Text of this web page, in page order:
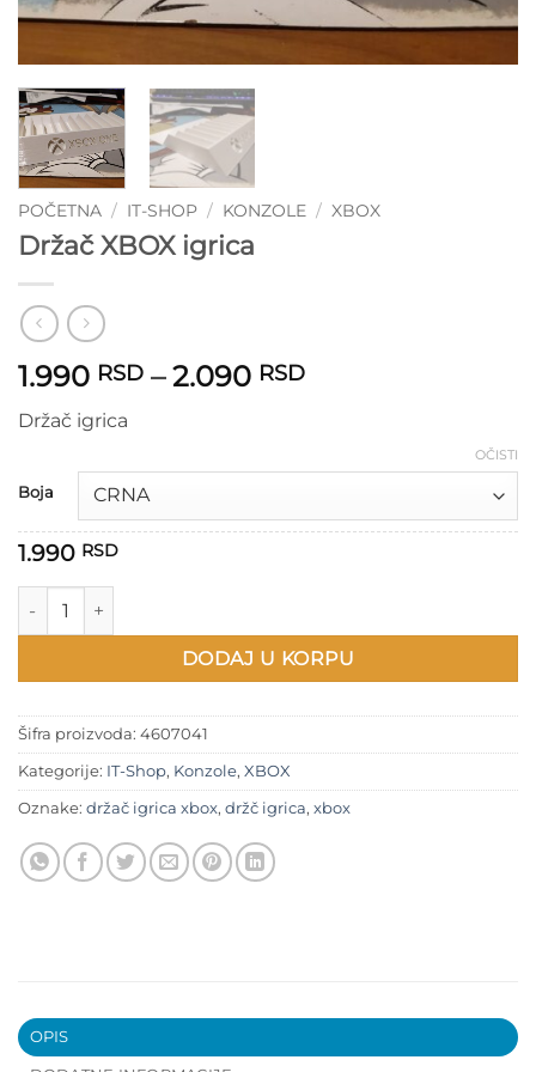
POČETNA / IT-SHOP / KONZOLE / XBOX
Držač XBOX igrica
1.990 RSD – 2.090 RSDRaspon
2.090 RSD
Držač igrica
Boja
OČISTI
1.990 RSD
Držač XBOX igrica količina
DODAJ U KORPU
Šifra proizvoda: 4607041
Kategorije: IT-Shop, Konzole, XBOX
Oznake: držač igrica xbox, držč igrica, xbox
OPIS